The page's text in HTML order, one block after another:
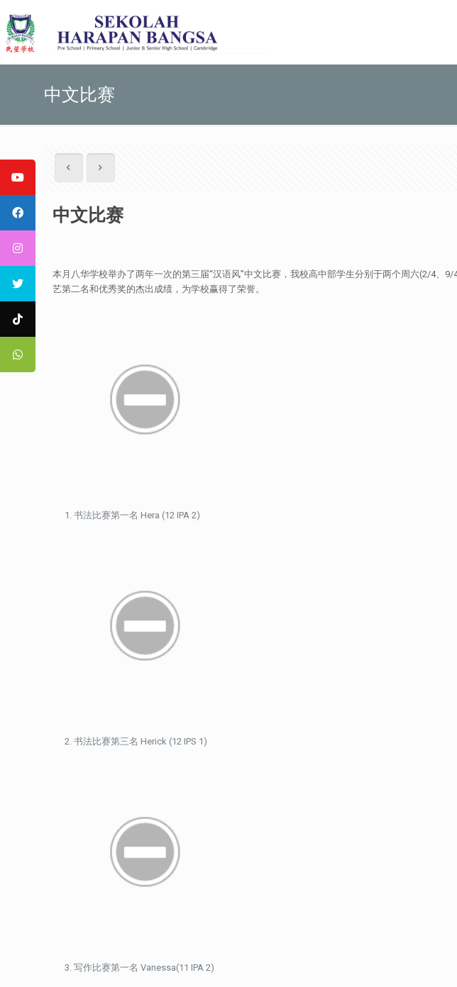
中文比赛
中文比赛
本月八华学校举办了两年一次的第三届“汉语风”中文比赛，我校高中部学生分别于两个周六(2/4
艺第二名和优秀奖的杰出成绩，为学校赢得了荣誉。
书法比赛第一名 Hera (12 IPA 2)
书法比赛第三名 Herick (12 IPS 1)
写作比赛第一名 Vanessa(11 IPA 2)